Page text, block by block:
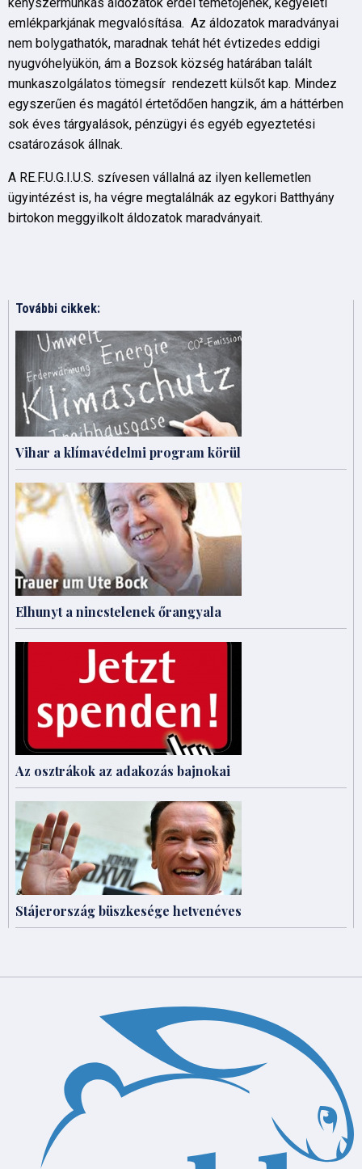
emlékparkjának megvalósítása. Az áldozatok maradványai
nem bolygathatók, maradnak tehát hét évtizedes eddigi
nyugvóhelyükön, ám a Bozsok község határában talált
munkaszolgálatos tömegsír rendezett külsőt kap. Mindez
egyszerűen és magától értetődően hangzik, ám a háttérben
sok éves tárgyalások, pénzügyi és egyéb egyeztetési
csatározások állnak.
A RE.F.U.G.I.U.S. szívesen vállalná az ilyen kellemetlen
ügyintézést is, ha végre megtalálnák az egykori Batthyány
birtokon meggyilkolt áldozatok maradványait.
További cikkek:
Vihar a klímavédelmi program körül
Elhunyt a nincstelenek őrangyala
Az osztrákok az adakozás bajnokai
Stájerország büszkesége hetvenéves